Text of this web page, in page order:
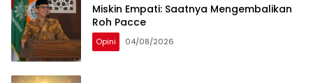
Miskin Empati: Saatnya Mengembalikan
Roh Pacce
Opini 04/08/2026